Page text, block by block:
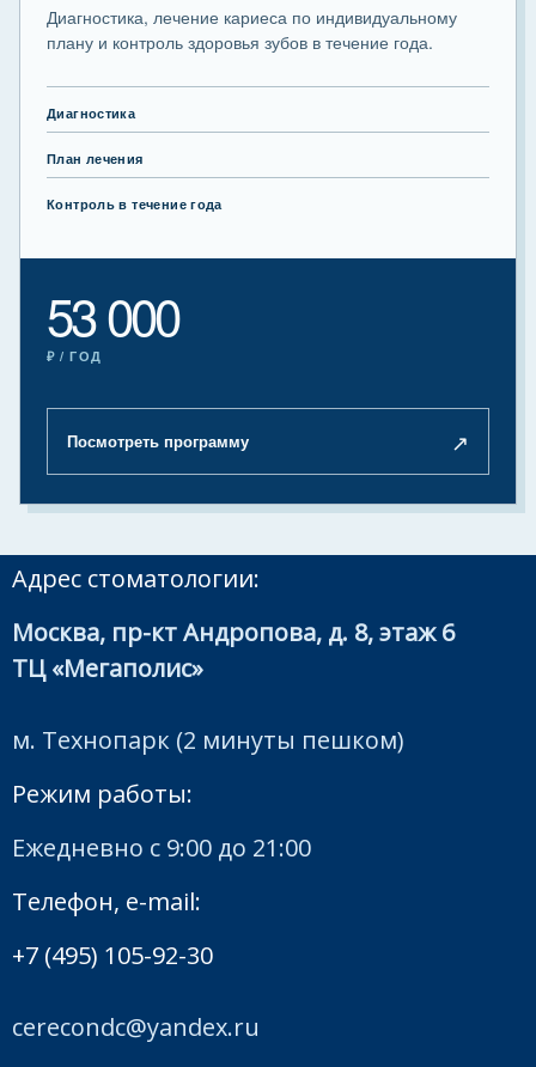
Диагностика, лечение кариеса по индивидуальному
плану и контроль здоровья зубов в течение года.
Диагностика
План лечения
Контроль в течение года
53 000
₽ / ГОД
Посмотреть программу ↗
Адрес стоматологии:
Москва, пр-кт Андропова, д. 8, этаж 6
ТЦ «Мегаполис»
м. Технопарк (2 минуты пешком)
Режим работы:
Ежедневно с 9:00 до 21:00
Телефон, e-mail:
+7 (495) 105-92-30
cerecondc@yandex.ru